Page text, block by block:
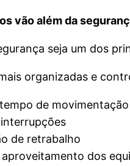
vão além da
seja um dos
organizadas e
de movimentação
de retrabalho
dos